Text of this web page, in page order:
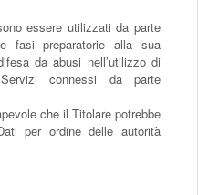
essere utilizzati da parte
fasi preparatorie alla sua
da abusi nell’utilizzo di
connessi da parte
che il Titolare potrebbe
per ordine delle autorità